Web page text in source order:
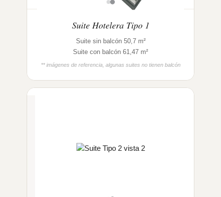
Suite Hotelera Tipo 1
Suite sin balcón 50,7 m²
Suite con balcón 61,47 m²
** imágenes de referencia, algunas suites no tienen balcón